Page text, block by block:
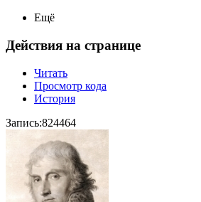
Ещё
Действия на странице
Читать
Просмотр кода
История
Запись:824464